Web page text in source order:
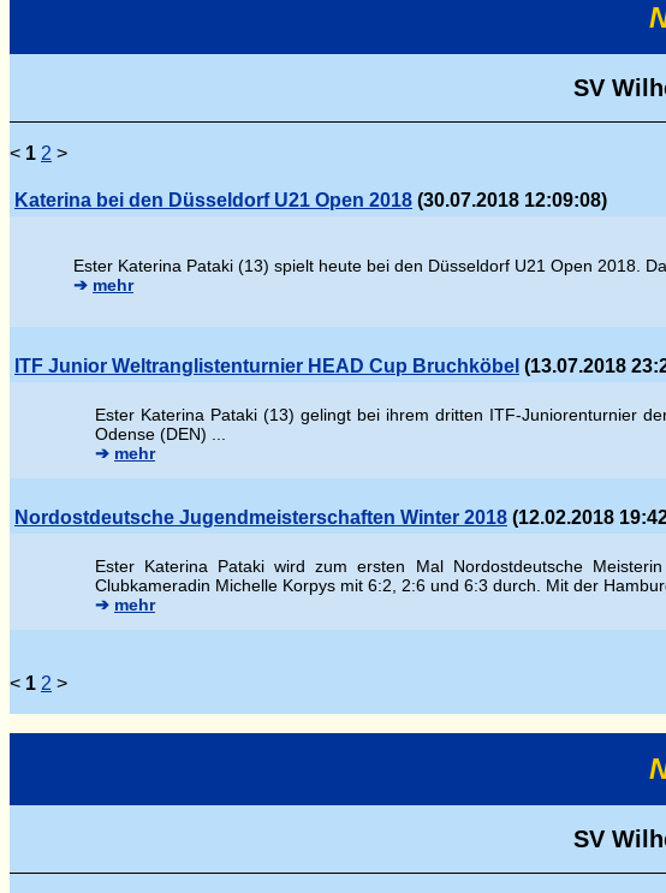
SV
< 1 2 >
Katerina bei den Düsseldorf U21 Open 2018 (30.07.2018 12:09:08)
Ester Katerina Pataki (13) spielt heute bei den Düsseldorf U21 Open 2018.
➔ mehr
ITF Junior Weltranglistenturnier HEAD Cup Bruchköbel (13.07.2018
Ester Katerina Pataki (13) gelingt bei ihrem dritten ITF-Juniorenturnier
Odense (DEN) ...
➔ mehr
Nordostdeutsche Jugendmeisterschaften Winter 2018 (12.02.2018
Ester Katerina Pataki wird zum ersten Mal Nordostdeutsche
Clubkameradin Michelle Korpys mit 6:2, 2:6 und 6:3 durch. Mit der
➔ mehr
< 1 2 >
SV